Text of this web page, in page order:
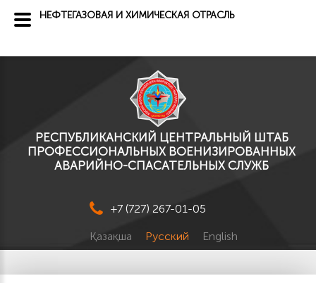
РЕСПУБЛИКАНСКИЙ ЦЕНТРАЛЬНЫЙ ШТАБ
ПРОФЕССИОНАЛЬНЫХ ВОЕНИЗИРОВАННЫХ
АВАРИЙНО-СПАСАТЕЛЬНЫХ СЛУЖБ
+7 (727) 267-01-05
Қазақша Русский English
НЕФТЕГАЗОВАЯ И ХИМИЧЕСКАЯ ОТРАСЛЬ